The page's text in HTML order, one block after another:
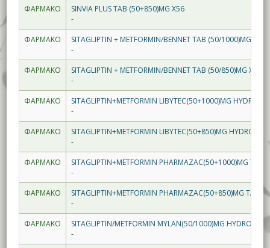
ΦΑΡΜΑΚΟ
SINVIA PLUS TAB (50+850)MG X56
-
ΦΑΡΜΑΚΟ
SITAGLIPTIN + METFORMIN/BENNET TAB (50/1000)MG
-
ΦΑΡΜΑΚΟ
SITAGLIPTIN + METFORMIN/BENNET TAB (50/850)MG
-
ΦΑΡΜΑΚΟ
SITAGLIPTIN+METFORMIN LIBYTEC(50+1000)MG
-
ΦΑΡΜΑΚΟ
SITAGLIPTIN+METFORMIN LIBYTEC(50+850)MG
-
ΦΑΡΜΑΚΟ
SITAGLIPTIN+METFORMIN PHARMAZAC(50+1000)MG TAB
-
ΦΑΡΜΑΚΟ
SITAGLIPTIN+METFORMIN PHARMAZAC(50+850)MG TAB
-
ΦΑΡΜΑΚΟ
SITAGLIPTIN/METFORMIN MYLAN(50/1000)MG
-